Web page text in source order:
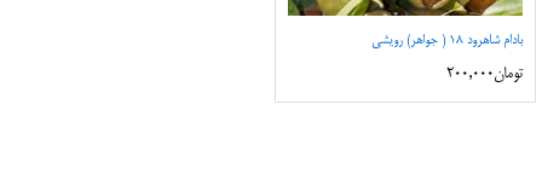
بادام شاهرود ۱۸ ( جواهر) رویشی
تومان200,000